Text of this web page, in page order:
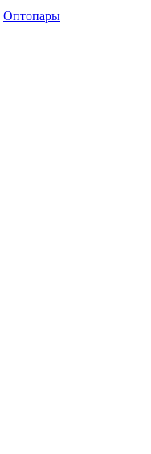
Оптопары